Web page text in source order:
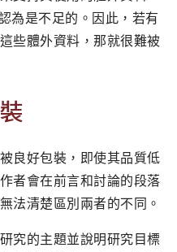
為是不足的。因此，若有
些體外資料，那就很難被
良好包裝，即使其品質低
者會在前言和討論的段落
法清楚區別兩者的不同。
究的主題並說明研究目標